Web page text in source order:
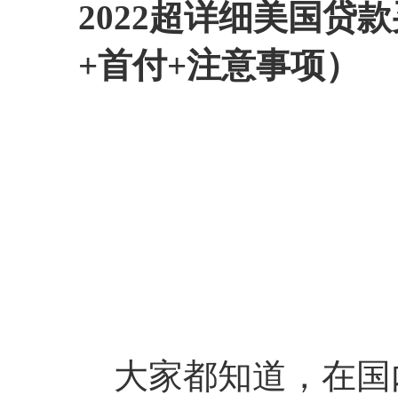
2022超详细美国贷
+首付+注意事项）
大家都知道，在